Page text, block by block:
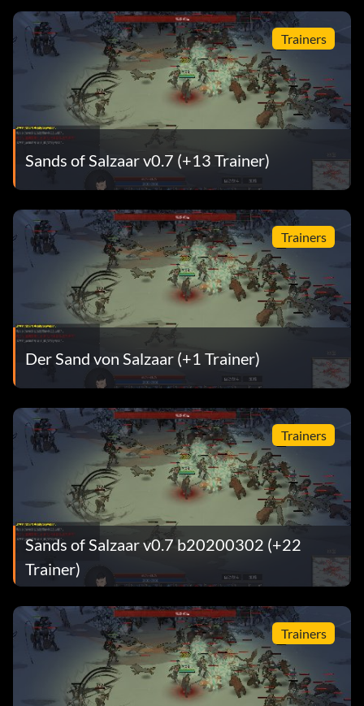
Trainers
Sands of Salzaar v0.7 (+13 Trainer)
Trainers
Der Sand von Salzaar (+1 Trainer)
Trainers
Sands of Salzaar v0.7 b20200302 (+22
Trainer)
Trainers